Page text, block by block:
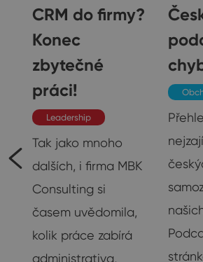
CRM do firmy?
Konec
zbytečné
práci!
Leadership
Tak jako mnoho
dalších, i firma MBK
Consulting si
časem uvědomila,
kolik práce zabírá
administrativa,